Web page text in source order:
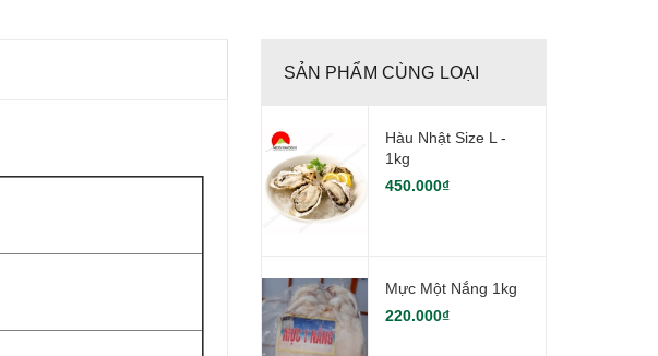
SẢN PHẨM CÙNG LOẠI
Hàu Nhật Size L -
1kg
450.000₫
Mực Một Nắng 1kg
220.000₫